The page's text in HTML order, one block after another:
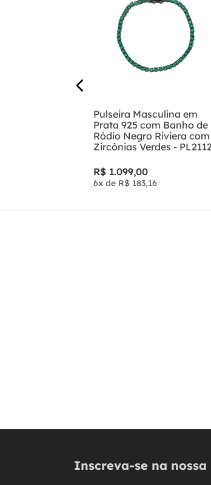
Pulseira Masculina em
Prata 925 com Banho de
Ródio Negro Riviera com
Zircônias Verdes -
R$ 1.099,00
6x de R$ 183,16
Inscreva-se na